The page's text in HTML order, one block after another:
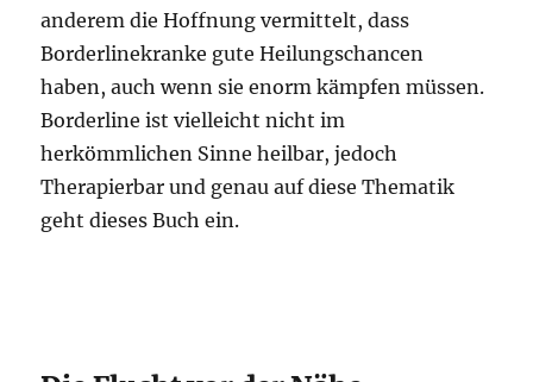
anderem die Hoffnung vermittelt, dass
Borderlinekranke gute Heilungschancen
haben, auch wenn sie enorm kämpfen müssen.
Borderline ist vielleicht nicht im
herkömmlichen Sinne heilbar, jedoch
Therapierbar und genau auf diese Thematik
geht dieses Buch ein.